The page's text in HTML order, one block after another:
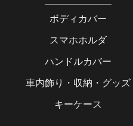
ボディカバー
スマホホルダ
ハンドルカバー
車内飾り・収納・グッズ
キーケース